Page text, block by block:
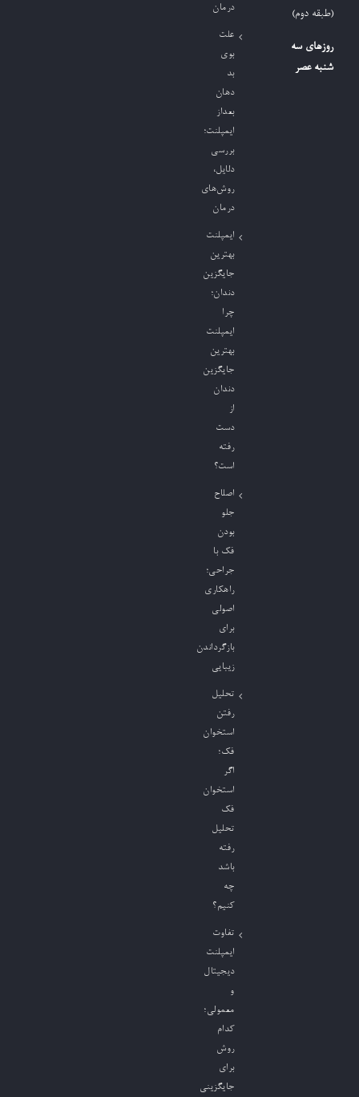
(طبقه دوم)
روزهای سه
شنبه عصر
درمان
علت
بوی
بد
دهان
بعداز
ایمپلنت؛
بررسی
دلایل،
روش‌های
درمان
ایمپلنت
بهترین
جایگزین
دندان؛
چرا
ایمپلنت
بهترین
جایگزین
دندان
از
دست
رفته
است؟
اصلاح
جلو
بودن
فک با
جراحی؛
راهکاری
اصولی
برای
بازگرداندن
زیبایی
تحلیل
رفتن
استخوان
فک؛
اگر
استخوان
فک
تحلیل
رفته
باشد
چه
کنیم؟
تفاوت
ایمپلنت
دیجیتال
و
معمولی؛
کدام
روش
برای
جایگزینی